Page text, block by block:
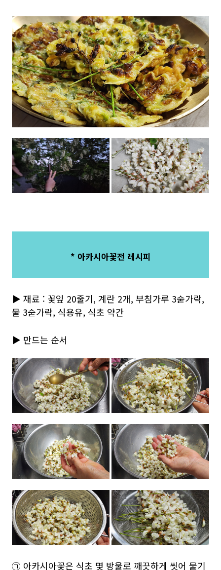
* 아카시아꽃전 레시피
▶ 재료 : 꽃잎 20줄기, 계란 2개, 부침가루 3숟가락,
물 3숟가락, 식용유, 식초 약간
▶ 만드는 순서
㉠ 아카시아꽃은 식초 몇 방울로 깨끗하게 씻어 물기